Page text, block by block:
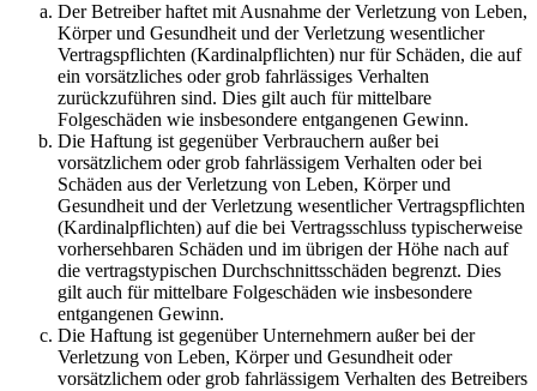
Der Betreiber haftet mit Ausnahme der Verletzung von Leben,
Körper und Gesundheit und der Verletzung wesentlicher
Vertragspflichten (Kardinalpflichten) nur für Schäden, die auf
ein vorsätzliches oder grob fahrlässiges Verhalten
zurückzuführen sind. Dies gilt auch für mittelbare
Folgeschäden wie insbesondere entgangenen Gewinn.
Die Haftung ist gegenüber Verbrauchern außer bei
vorsätzlichem oder grob fahrlässigem Verhalten oder bei
Schäden aus der Verletzung von Leben, Körper und
Gesundheit und der Verletzung wesentlicher Vertragspflichten
(Kardinalpflichten) auf die bei Vertragsschluss typischerweise
vorhersehbaren Schäden und im übrigen der Höhe nach auf
die vertragstypischen Durchschnittsschäden begrenzt. Dies
gilt auch für mittelbare Folgeschäden wie insbesondere
entgangenen Gewinn.
Die Haftung ist gegenüber Unternehmern außer bei der
Verletzung von Leben, Körper und Gesundheit oder
vorsätzlichem oder grob fahrlässigem Verhalten des Betreibers